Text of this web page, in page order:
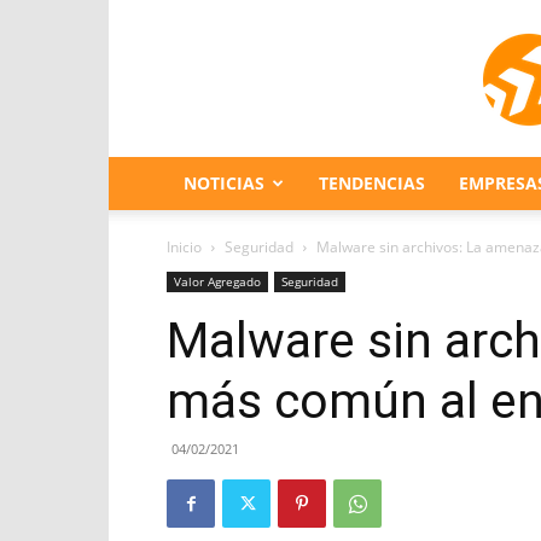
NOTICIAS TENDENCIAS
Inicio Seguridad Malware sin archivos: La
Valor Agregado Seguridad
Malware sin
más común al
04/02/2021